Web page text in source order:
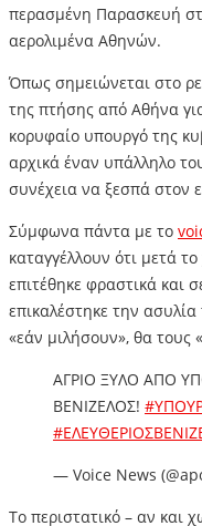
περασμένη Παρασκευή
αερολιμένα Αθηνών.
Όπως σημειώνεται στο
της πτήσης από Αθήνα
κορυφαίο υπουργό της
αρχικά έναν υπάλληλο
συνέχεια να ξεσπά στον
Σύμφωνα πάντα με το
καταγγέλλουν ότι μετά
επιτέθηκε φραστικά και
επικαλέστηκε την
«εάν μιλήσουν», θα τους
ΑΓΡΙΟ ΞΥΛΟ ΑΠΟ
ΒΕΝΙΖΕΛΟΣ!
— Voice News
Το περιστατικό – αν και